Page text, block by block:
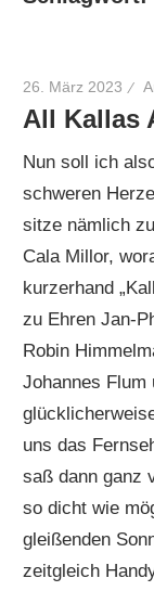
26. März 2023
All Kallas
Nun soll ich
schweren
sitze nämlich
Cala Millor,
kurzerhand
zu Ehren Jan-
Robin
Johannes Flum
uns das
saß dann ganz
so dicht wie
gleißenden
zeitgleich